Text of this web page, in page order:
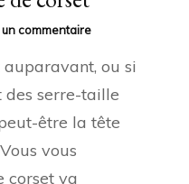
commentairesur
choisir
bonne
taille
auparavant, ou si
des serre-taille
être la tête
vous
corset va